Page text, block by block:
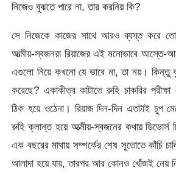
নিজেও বুঝতে পারে না, তার করনিয় কি?
সে নিজেকে কাজের সাথে আরও ব্যস্ত করে
আত্মীয়-স্বজনরা রিয়াজের এই মনোভাবে আস্তে-
এগুলো নিয়ে কখনো যে ভাবে না, তা নয়। কিন্তু
করেছে? একাকীত্ব কাটাতে রুহি চাকরির
ঠিক হয়ে ওঠেনা। রিয়াজ দিন-দিন এতটাই চুপ
রুহি ক্লান্ত হয়ে আত্মীয়-স্বজনের কথায় ডিভোর্স
এক বছরের মাথায় সম্পর্কের শেষ সুতোতে কাঁচি
আলাদা হয়ে যায়, তারপর আর কোনও খোঁজই নেয়